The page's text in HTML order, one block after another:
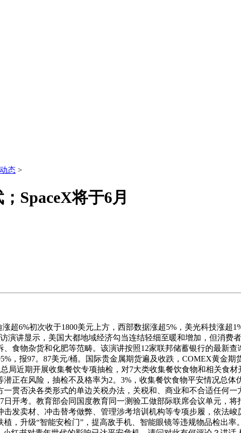
态 >
SpaceX将于6月
初次收于1800美元上方，西部数据涨超5%，美光科技涨超
演讲显示，美国大都地域经济勾当连结轻细至暖和增加，但消费
食物杂货和化肥等范畴。该演讲按照12家联邦储蓄银行的最新查
，报97。87美元/桶。国际贵金属期货遍及收跌，COMEX黄金期
局近期开展收集餐饮专项抽检，对7大类收集餐饮食物和相关食
正在风险，抽检不及格率为2。3%，收集餐饮食物平安情况总
贯否决各类形式的单边关税办法，关税和、商业和不合适任何
开考。教育部会同国度教育同一测验工做部际联席会议单元，
发卖材、冲击替考做弊、管理涉考培训机构等专项步履，依法
，升级“智能安检门”，提高敌手机、智能眼镜等违规物品检出率